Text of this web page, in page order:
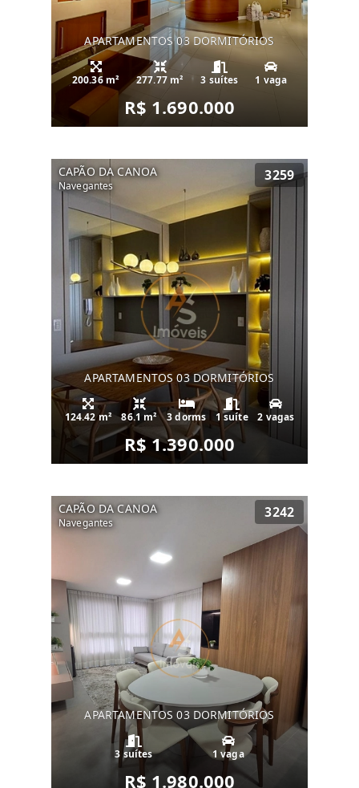
APARTAMENTOS 03 DORMITÓRIOS
200.36 m² 277.77 m² 3 suítes 1 vaga
R$ 1.690.000
CAPÃO DA CANOA
Navegantes
3259
APARTAMENTOS 03 DORMITÓRIOS
124.42 m² 86.1 m² 3 dorms 1 suíte 2 vagas
R$ 1.390.000
CAPÃO DA CANOA
Navegantes
3242
APARTAMENTOS 03 DORMITÓRIOS
3 suítes 1 vaga
R$ 1.980.000